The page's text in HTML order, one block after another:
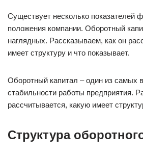
Существует несколько показателей
положения компании. Оборотный
наглядных. Рассказываем, как он
имеет структуру и что показывает.
Оборотный капитал – один из самых
стабильности работы предприятия.
рассчитывается, какую имеет
Структура